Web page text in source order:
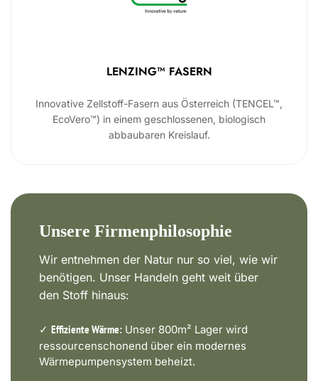
LENZING™ FASERN
Innovative Zellstoff-Fasern aus Österreich (TENCEL™,
EcoVero™) in einem geschlossenen, biologisch
abbaubaren Kreislauf.
Unsere Firmenphilosophie
Wir entnehmen der Natur nur so viel, wie wir
benötigen. Unser Handeln geht weit über
den Stoff hinaus:
✓ Effiziente Wärme: Unser 800m² Lager wird
ressourcenschonend über ein modernes
Wärmepumpensystem beheizt.